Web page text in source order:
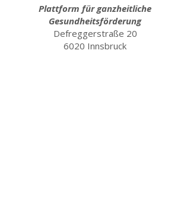
Plattform für ganzheitliche
Gesundheitsförderung
Defreggerstraße 20
6020 Innsbruck